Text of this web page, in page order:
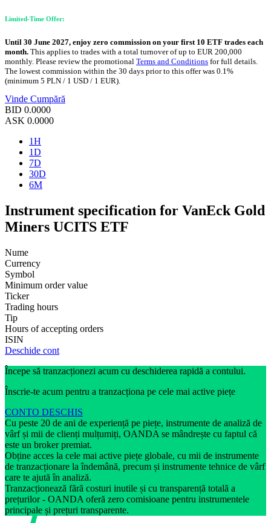
Limited-Time Offer:
Until 30 June 2027, enjoy zero commission on your first 10 ETF trades each
month. This applies to trades with a total turnover of up to EUR 200,000
monthly. Please review the promotional Terms and Conditions for full details.
The lowest commission within the 30 days prior to this offer was 0.1%
(minimum 5 PLN / 1 USD / 1 EUR).
Vinde Cumpără
BID 0.0000
ASK 0.0000
1H
1D
7D
30D
6M
Instrument specification for VanEck Gold
Miners UCITS ETF
Nume
Currency
Symbol
Minimum order value
Ticker
Trading hours
Tip
Hours of accepting orders
ISIN
Deschide cont
Începe să tranzacționezi acum cu deschiderea rapidă a contului.
Înscrie-te acum pentru a tranzacționa pe cele mai active piețe
CONTO DESCHIS
Cu peste 20 de ani de experiență pe piețe, instrumente de analiză de
vârf și mii de clienți mulțumiți, OANDA se mândrește cu faptul că
este un broker premiat.
Obține acces la cele mai active piețe globale, cu mii de instrumente
de tranzacționare la îndemână, precum și instrumente tehnice de vârf
care te ajută în analiză.
Tranzacționează fără costuri inutile și cu transparență totală a
prețurilor - OANDA oferă zero comisioane pentru instrumentele
principale și prețuri transparente.